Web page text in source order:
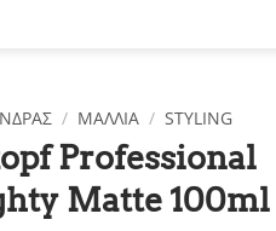
/ ΜΑΛΛΙΑ / STYLING
Professional
Matte 100ml